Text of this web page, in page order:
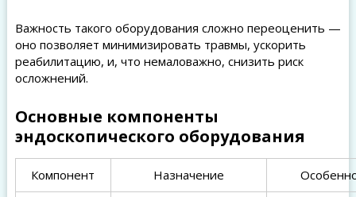
Важность такого оборудования сложно переоценить —
оно позволяет минимизировать травмы, ускорить
реабилитацию, и, что немаловажно, снизить риск
осложнений.
Основные компоненты
эндоскопического оборудования
Компонент Назначение